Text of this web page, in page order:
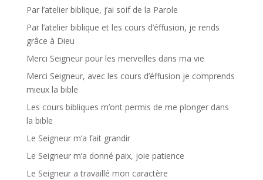
Par l’atelier biblique, j’ai soif de la Parole
Par l’atelier biblique et les cours d’éffusion, je rends
grâce à Dieu
Merci Seigneur pour les merveilles dans ma vie
Merci Seigneur, avec les cours d’éffusion je comprends
mieux la bible
Les cours bibliques m’ont permis de me plonger dans
la bible
Le Seigneur m’a fait grandir
Le Seigneur m’a donné paix, joie patience
Le Seigneur a travaillé mon caractère